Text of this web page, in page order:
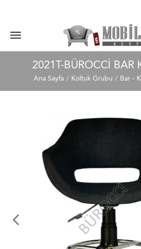
2021T-BÜROCCI BAR
Ana Sayfa Koltuk Grubu Bar -